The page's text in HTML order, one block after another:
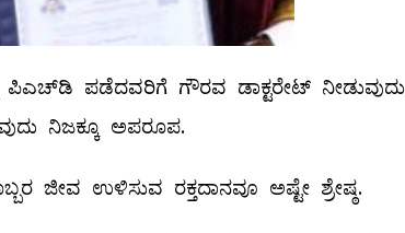
‌ಪಡೆದವರಿಗೆ ಗೌರವ ಡಾಕ್ಟರೇಟ್ ನೀಡುವುದು
ನಿಜಕ್ಕೂ ಅಪರೂಪ.
ಜೀವ ಉಳಿಸುವ ರಕ್ತದಾನವೂ ಅಷ್ಟೇ ಶ್ರೇಷ್ಠ.